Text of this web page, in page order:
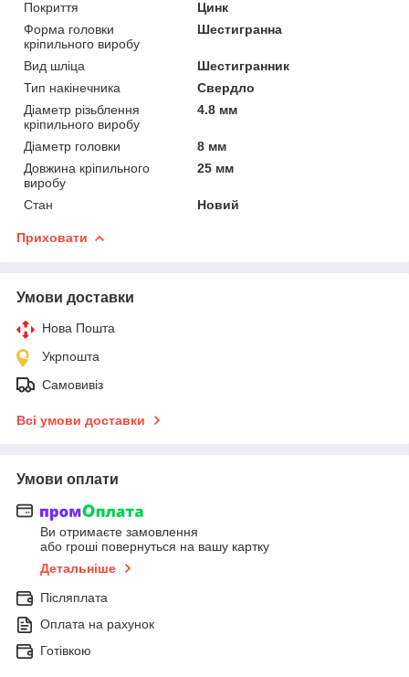
Покриття
Цинк
Форма головки
кріпильного виробу
Шестигранна
Вид шліца
Шестигранник
Тип накінечника
Свердло
Діаметр різьблення
кріпильного виробу
4.8 мм
Діаметр головки
8 мм
Довжина кріпильного
виробу
25 мм
Стан Новий
Приховати
Умови доставки
Нова Пошта
Укрпошта
Самовивіз
Всі умови доставки
Умови оплати
Ви отримаєте замовлення
або гроші повернуться на вашу картку
Детальніше
Післяплата
Оплата на рахунок
Готівкою